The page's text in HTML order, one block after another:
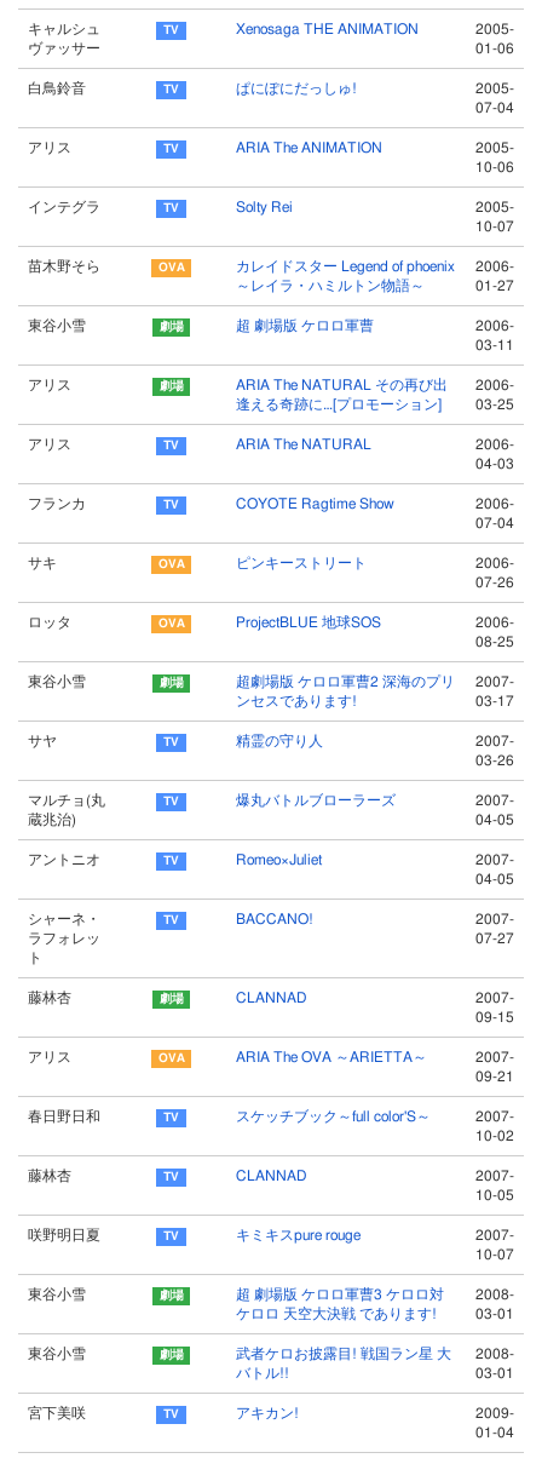
キャルシュ
ヴァッサー
Xenosaga THE ANIMATION
2005-
01-06
白鳥鈴音 ぱにぽにだっしゅ!
2005-
07-04
アリス ARIA The ANIMATION
2005-
10-06
インテグラ Solty Rei
2005-
10-07
苗木野そら
カレイドスター Legend of phoenix
～レイラ・ハミルトン物語～
2006-
01-27
東谷小雪 超 劇場版 ケロロ軍曹
2006-
03-11
アリス
ARIA The NATURAL その再び出
逢える奇跡に…[プロモーション]
2006-
03-25
アリス ARIA The NATURAL
2006-
04-03
フランカ COYOTE Ragtime Show
2006-
07-04
サキ ピンキーストリート
2006-
07-26
ロッタ ProjectBLUE 地球SOS
2006-
08-25
東谷小雪
超劇場版 ケロロ軍曹2 深海のプリ
ンセスであります!
2007-
03-17
サヤ 精霊の守り人
2007-
03-26
マルチョ(丸
蔵兆治)
爆丸バトルブローラーズ
2007-
04-05
アントニオ Romeo×Juliet
2007-
04-05
シャーネ・
ラフォレッ
ト
BACCANO!
2007-
07-27
藤林杏 CLANNAD
2007-
09-15
アリス ARIA The OVA ～ARIETTA～
2007-
09-21
春日野日和 スケッチブック～full color'S～
2007-
10-02
藤林杏 CLANNAD
2007-
10-05
咲野明日夏 キミキスpure rouge
2007-
10-07
東谷小雪
超 劇場版 ケロロ軍曹3 ケロロ対
ケロロ 天空大決戦 であります!
2008-
03-01
東谷小雪
武者ケロお披露目! 戦国ラン星 大
バトル!!
2008-
03-01
宮下美咲 アキカン!
2009-
01-04